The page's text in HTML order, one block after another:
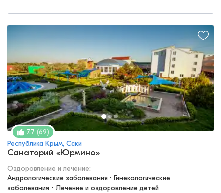
7.7 (69)
Республика Крым, Саки
Санаторий «Юрмино»
Оздоровление и лечение:
Андрологические заболевания • Гинекологические
заболевания • Лечение и оздоровление детей